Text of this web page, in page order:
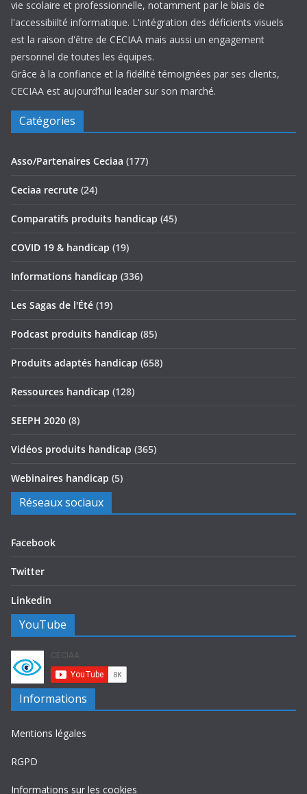
vie scolaire et professionnelle, notamment par le biais de
l'accessibiilté informatique. L'intégration des déficients visuels
est la raison d'être de CECIAA mais aussi un engagement
personnel de toutes les équipes.
Grâce à la confiance et la fidélité témoignées par ses clients,
CECIAA est aujourd’hui leader sur son marché.
Catégories
Asso/Partenaires Ceciaa (177)
Ceciaa recrute (24)
Comparatifs produits handicap (45)
COVID 19 & handicap (19)
Informations handicap (336)
Les Sagas de l'Été (19)
Podcast produits handicap (85)
Produits adaptés handicap (658)
Ressources handicap (128)
SEEPH 2020 (8)
Vidéos produits handicap (365)
Webinaires handicap (5)
Réseaux sociaux
Facebook
Twitter
Linkedin
YouTube
Informations
Mentions légales
RGPD
Informations sur les cookies